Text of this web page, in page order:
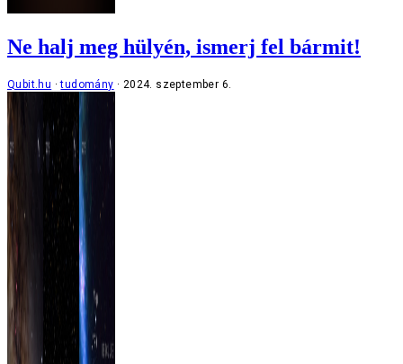
Ne halj meg hülyén, ismerj fel bármit!
Qubit.hu tudomány 2024. szeptember 6.